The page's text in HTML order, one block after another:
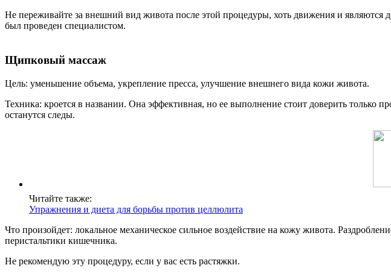
Не переживайте за внешний вид живота после этой процедуры, хоть движения и являются
был проведен специалистом.
Щипковый массаж
Цель: уменьшение объема, укрепление пресса, улучшение внешнего вида кожи живота.
Техника: кроется в названии. Она эффективная, но ее выполнение стоит доверить только
останутся следы.
Читайте также:
Упражнения и диета для борьбы против целлюлита
Что произойдет: локальное механическое сильное воздействие на кожу живота.
перистальтики кишечника.
Не рекомендую эту процедуру, если у вас есть растяжки.